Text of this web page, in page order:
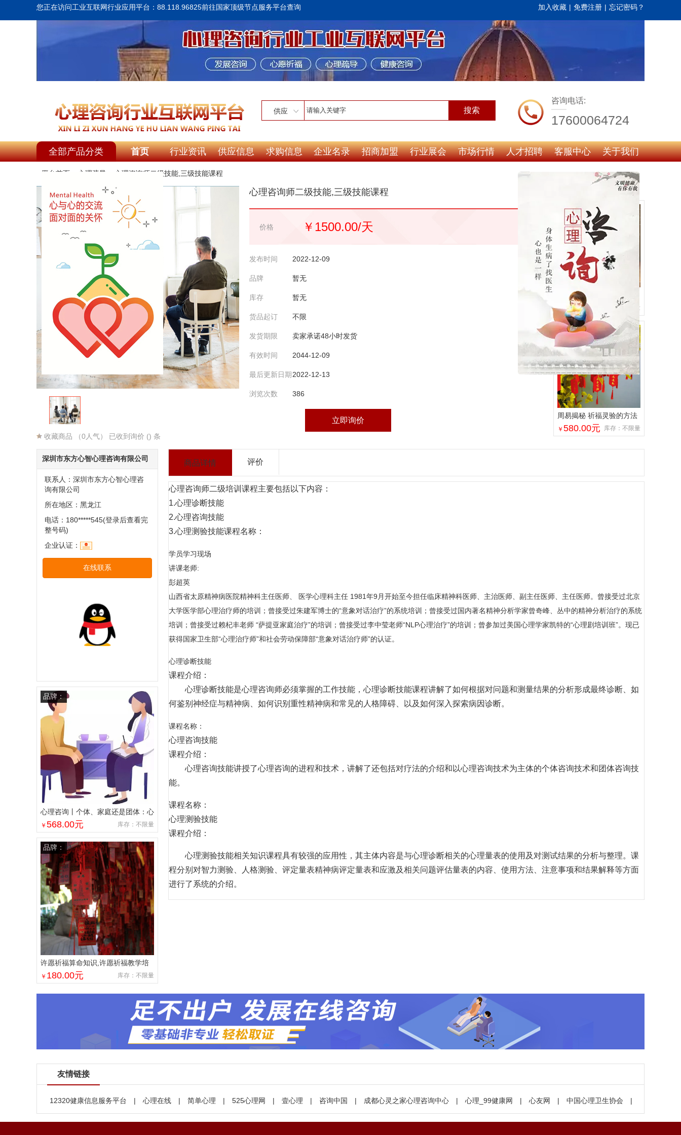
您正在访问工业互联网行业应用平台：88.118.96825前往国家顶级节点服务平台查询 加入收藏 | 免费注册 | 忘记密码？
供应 搜索
咨询电话:
17600064724
全部产品分类 首页 行业资讯 供应信息 求购信息 企业名录 招商加盟 行业展会 市场行情 人才招聘 客服中心 关于我们
平台首页 心理疏导 心理咨询师二级技能,三级技能课程
收藏商品 （0人气） 已收到询价 () 条
心理咨询师二级技能,三级技能课程
价格 ￥1500.00/天
发布时间 2022-12-09
品牌 暂无
库存 暂无
货品起订 不限
发货期限 卖家承诺48小时发货
有效时间 2044-12-09
最后更新日期2022-12-13
浏览次数 386
立即询价
心想事成符心愿达成符
￥50.00元 库存：不限量
周易揭秘 祈福灵验的方法
￥ 580.00元 库存：不限量
深圳市东方心智心理咨询有限公司
联系人：深圳市东方心智心理咨
询有限公司
所在地区：黑龙江
电话：180*****545(登录后查看完
整号码)
企业认证：
在线联系
品牌：
心理咨询丨个体、家庭还是团体：心
理咨询的不同形式
￥ 568.00元 库存：不限量
品牌：
许愿祈福算命知识,许愿祈福教学培
训
￥ 180.00元 库存：不限量
商品详情 评价
心理咨询师二级培训课程主要包括以下内容：
1.心理诊断技能
2.心理咨询技能
3.心理测验技能课程名称：
学员学习现场
讲课老师:
彭超英
山西省太原精神病医院精神科主任医师、 医学心理科主任 1981年9月开始至今担任临床精神科医师、主治医师、副主任医师、主任医师。曾接受过北京
大学医学部心理治疗师的培训；曾接受过朱建军博士的“意象对话治疗”的系统培训；曾接受过国内著名精神分析学家曾奇峰、丛中的精神分析治疗的系统
培训；曾接受过赖杞丰老师 “萨提亚家庭治疗”的培训；曾接受过李中莹老师“NLP心理治疗”的培训；曾参加过美国心理学家凯特的“心理剧培训班”。现已
获得国家卫生部“心理治疗师”和社会劳动保障部“意象对话治疗师”的认证。
心理诊断技能
课程介绍：
心理诊断技能是心理咨询师必须掌握的工作技能，心理诊断技能课程讲解了如何根据对问题和测量结果的分析形成最终诊断、如
何鉴别神经症与精神病、如何识别重性精神病和常见的人格障碍、以及如何深入探索病因诊断。
课程名称：
心理咨询技能
课程介绍：
心理咨询技能讲授了心理咨询的进程和技术，讲解了还包括对疗法的介绍和以心理咨询技术为主体的个体咨询技术和团体咨询技
能。
课程名称：
心理测验技能
课程介绍：
心理测验技能相关知识课程具有较强的应用性，其主体内容是与心理诊断相关的心理量表的使用及对测试结果的分析与整理。课
程分别对智力测验、人格测验、评定量表精神病评定量表和应激及相关问题评估量表的内容、使用方法、注意事项和结果解释等方面
进行了系统的介绍。
友情链接
12320健康信息服务平台 | 心理在线 | 简单心理 | 525心理网 | 壹心理 | 咨询中国 | 成都心灵之家心理咨询中心 | 心理_99健康网 | 心友网 | 中国心理卫生协会 |